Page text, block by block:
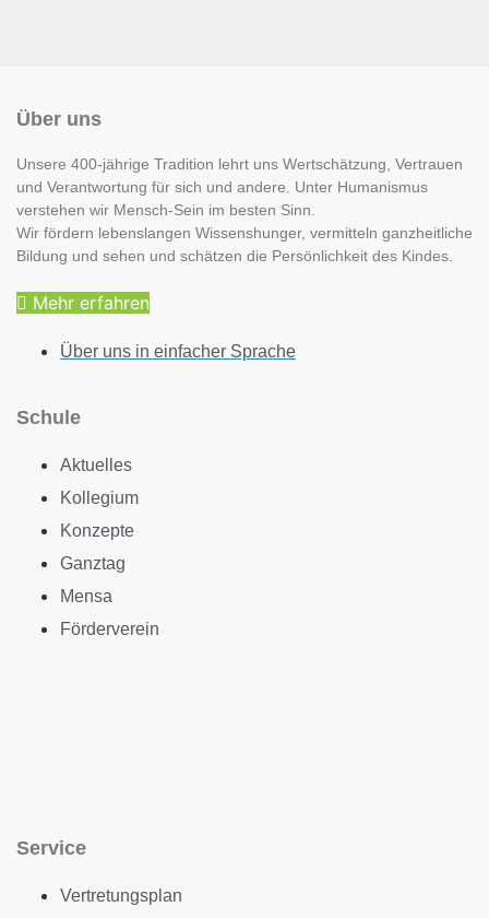
Über uns
Unsere 400-jährige Tradition lehrt uns Wertschätzung, Vertrauen
und Verantwortung für sich und andere. Unter Humanismus
verstehen wir Mensch-Sein im besten Sinn.
Wir fördern lebenslangen Wissenshunger, vermitteln ganzheitliche
Bildung und sehen und schätzen die Persönlichkeit des Kindes.
Mehr erfahren
Über uns in einfacher Sprache
Schule
Aktuelles
Kollegium
Konzepte
Ganztag
Mensa
Förderverein
Service
Vertretungsplan